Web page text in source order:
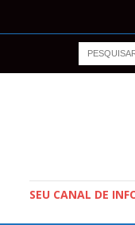
SEU CANAL DE